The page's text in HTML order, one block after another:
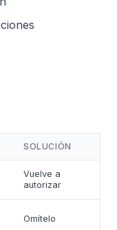
SOLUCIÓN
Vuelve a
autorizar
Omítelo